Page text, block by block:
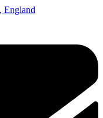
England